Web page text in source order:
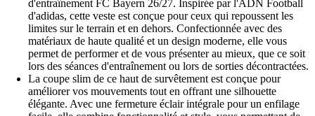
d'entraînement FC Bayern 26/27. Inspirée par l'ADN Football
d'adidas, cette veste est conçue pour ceux qui repoussent les
limites sur le terrain et en dehors. Confectionnée avec des
matériaux de haute qualité et un design moderne, elle vous
permet de performer et de vous présenter au mieux, que ce soit
lors des séances d'entraînement ou lors de sorties décontractées.
La coupe slim de ce haut de survêtement est conçue pour
améliorer vos mouvements tout en offrant une silhouette
élégante. Avec une fermeture éclair intégrale pour un enfilage